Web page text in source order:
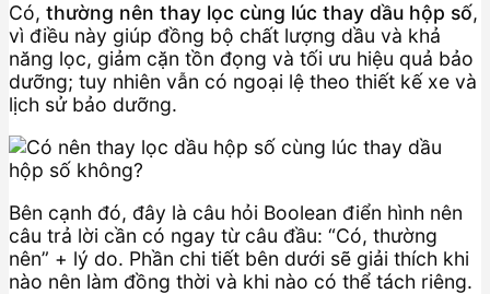
Có, thường nên thay lọc cùng lúc thay dầu hộp số,
vì điều này giúp đồng bộ chất lượng dầu và khả
năng lọc, giảm cặn tồn đọng và tối ưu hiệu quả bảo
dưỡng; tuy nhiên vẫn có ngoại lệ theo thiết kế xe và
lịch sử bảo dưỡng.
Bên cạnh đó, đây là câu hỏi Boolean điển hình nên
câu trả lời cần có ngay từ câu đầu: “Có, thường
nên” + lý do. Phần chi tiết bên dưới sẽ giải thích khi
nào nên làm đồng thời và khi nào có thể tách riêng.